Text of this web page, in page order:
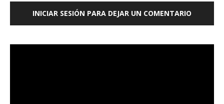
INICIAR SESIÓN PARA DEJAR UN COMENTARIO